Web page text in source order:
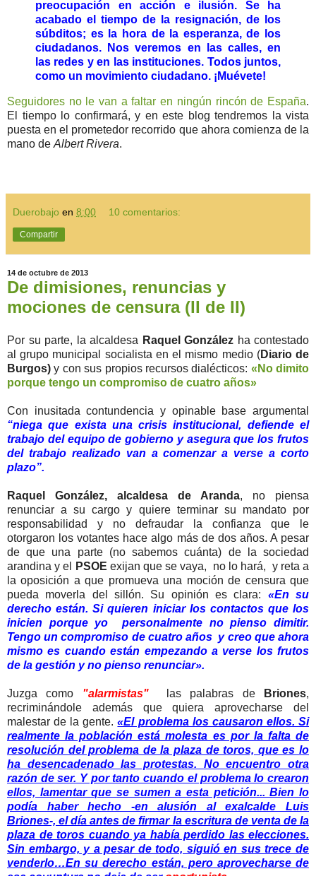
preocupación en acción e ilusión. Se ha
acabado el tiempo de la resignación, de los
súbditos; es la hora de la esperanza, de los
ciudadanos. Nos veremos en las calles, en
las redes y en las instituciones. Todos juntos,
como un movimiento ciudadano. ¡Muévete!
Seguidores no le van a faltar en ningún rincón de España.
El tiempo lo confirmará, y en este blog tendremos la vista
puesta en el prometedor recorrido que ahora comienza de la
mano de Albert Rivera.
Duerobajo en 8:00 10 comentarios:
Compartir
14 de octubre de 2013
De dimisiones, renuncias y
mociones de censura (II de II)
Por su parte, la alcaldesa Raquel González ha contestado
al grupo municipal socialista en el mismo medio (Diario de
Burgos) y con sus propios recursos dialécticos: «No dimito
porque tengo un compromiso de cuatro años»
Con inusitada contundencia y opinable base argumental
“niega que exista una crisis institucional, defiende el
trabajo del equipo de gobierno y asegura que los frutos
del trabajo realizado van a comenzar a verse a corto
plazo”.
Raquel González, alcaldesa de Aranda, no piensa
renunciar a su cargo y quiere terminar su mandato por
responsabilidad y no defraudar la confianza que le
otorgaron los votantes hace algo más de dos años. A pesar
de que una parte (no sabemos cuánta) de la sociedad
arandina y el
PSOE exijan que se vaya, no lo hará, y reta a
la oposición a que promueva una moción de censura que
pueda moverla del sillón. Su opinión es clara: «En su
derecho están. Si quieren iniciar los contactos que los
inicien porque yo personalmente no pienso dimitir.
Tengo un compromiso de cuatro años y creo que ahora
mismo es cuando están empezando a verse los frutos
de la gestión y no pienso renunciar».
Juzga como "alarmistas" las palabras de Briones,
recriminándole además que quiera aprovecharse del
malestar de la gente.«El problema los causaron ellos. Si
realmente la población está molesta es por la falta de
resolución del problema de la plaza de toros, que es lo
ha desencadenado las protestas. No encuentro otra
razón de ser. Y por tanto cuando el problema lo crearon
ellos, lamentar que se sumen a esta petición... Bien lo
podía haber hecho -en alusión al exalcalde Luis
Briones-, el día antes de firmar la escritura de venta de la
plaza de toros cuando ya había perdido las elecciones.
Sin embargo, y a pesar de todo, siguió en sus trece de
venderlo…En su derecho están, pero aprovecharse de